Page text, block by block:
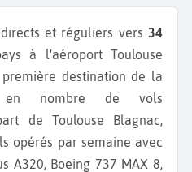
et réguliers vers 34
à l'aéroport Toulouse
destination de la
nombre de vols
de Toulouse Blagnac,
opérés par semaine avec
A320, Boeing 737 MAX 8,